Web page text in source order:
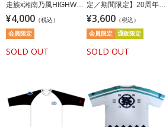
走族x湘南乃風HIGHWAY
STAR OF ANGELTシャツ
レッド(ステッカー付)
¥4,000 （税込）
会員限定
SOLD OUT
定／期間限定】20周年記
念湘南乃風Tシャツ／20
周年記念湘南乃風Tシャ
ツ／オックスフォードグ
リーン
¥3,600 （税込）
会員限定 通販限定
SOLD OUT